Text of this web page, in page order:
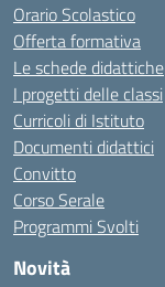
Orario Scolastico
Offerta formativa
Le schede didattiche
I progetti delle classi
Curricoli di Istituto
Documenti didattici
Convitto
Corso Serale
Programmi Svolti
Novità